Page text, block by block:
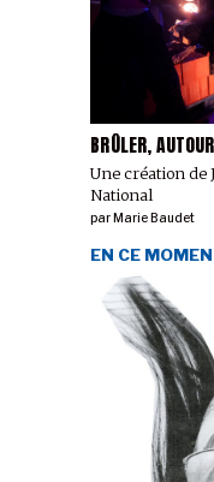
BRÛLER,
Une création de
National
parMarie Baudet
EN CE